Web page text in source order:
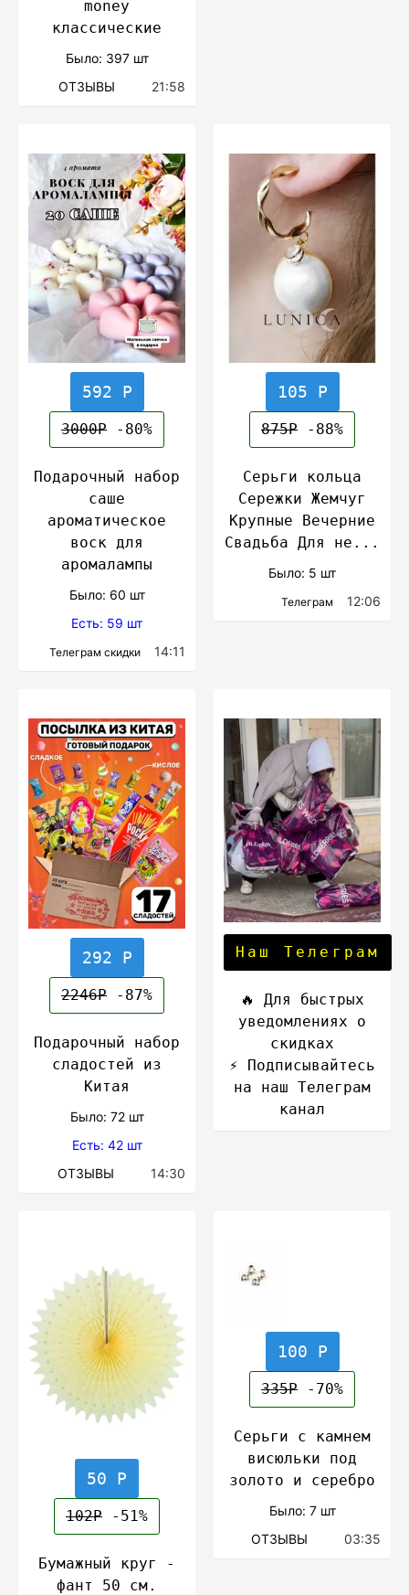
money
классические
Было: 397 шт
ОТЗЫВЫ
21:58
592 Р
3000Р -80%
Подарочный набор
саше
ароматическое
воск для
аромалампы
Было: 60 шт
Есть: 59 шт
Телеграм скидки 14:11
105 Р
875Р -88%
Серьги кольца
Сережки Жемчуг
Крупные Вечерние
Свадьба Для не...
Было: 5 шт
Телеграм 12:06
292 Р
2246Р -87%
Подарочный набор
сладостей из
Китая
Было: 72 шт
Есть: 42 шт
ОТЗЫВЫ
14:30
Наш Телеграм
🔥 Для быстрых
уведомлениях о
скидках
⚡️ Подписывайтесь
на наш Телеграм
канал
50 Р
102Р -51%
Бумажный круг -
фант 50 см.
100 Р
335Р -70%
Серьги с камнем
висюльки под
золото и серебро
Было: 7 шт
ОТЗЫВЫ
03:35